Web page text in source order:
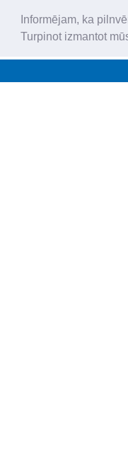
Informējam, ka
Turpinot izmantot